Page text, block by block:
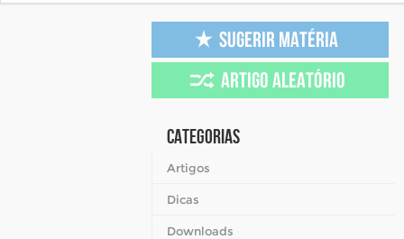
Categorias
Artigos
Dicas
Downloads